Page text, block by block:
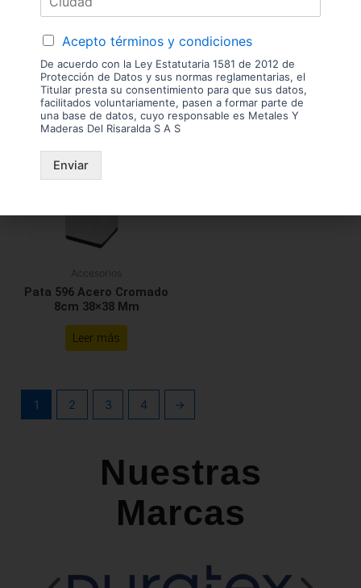
Pata 515 Acero Esquina
Triangular Negra
Leer más
10cm 38×38 Mm
Accesorios
Pata 596 Acero Cromado
8cm 38×38 Mm
Leer más
1 2 3 4 →
Nuestras
Marcas
Acepto términos y condiciones
De acuerdo con la Ley Estatutaria 1581 de 2012 de
Protección de Datos y sus normas reglamentarias, el
Titular presta su consentimiento para que sus datos,
facilitados voluntariamente, pasen a formar parte de
una base de datos, cuyo responsable es Metales Y
Maderas Del Risaralda S A S
Enviar